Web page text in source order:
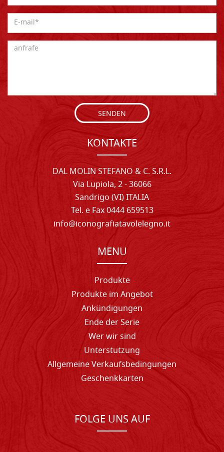
SENDEN
KONTAKTE
DAL MOLIN STEFANO & C. S.R.L.
Via Lupiola, 2 - 36066
Sandrigo (VI) ITALIA
Tel. e Fax 0444 659513
info@iconografiatavolelegno.it
MENU
Produkte
Produkte im Angebot
Ankündigungen
Ende der Serie
Wer wir sind
Unterstutzung
Allgemeine Verkaufsbedingungen
Geschenkkarten
FOLGE UNS AUF